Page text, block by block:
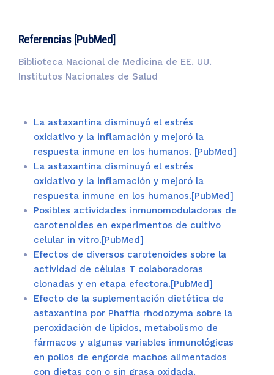
Referencias [PubMed]
Biblioteca Nacional de Medicina de EE. UU.
Institutos Nacionales de Salud
La astaxantina disminuyó el estrés
oxidativo y la inflamación y mejoró la
respuesta inmune en los humanos. [PubMed]
La astaxantina disminuyó el estrés
oxidativo y la inflamación y mejoró la
respuesta inmune en los humanos.[PubMed]
Posibles actividades inmunomoduladoras de
carotenoides en experimentos de cultivo
celular in vitro.[PubMed]
Efectos de diversos carotenoides sobre la
actividad de células T colaboradoras
clonadas y en etapa efectora.[PubMed]
Efecto de la suplementación dietética de
astaxantina por Phaffia rhodozyma sobre la
peroxidación de lípidos, metabolismo de
fármacos y algunas variables inmunológicas
en pollos de engorde machos alimentados
con dietas con o sin grasa oxidada.